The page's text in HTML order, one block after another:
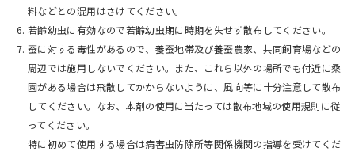
料などとの混用はさけてください。
若齢幼虫に有効なので若齢幼虫期に時期を失せず散布してください。
蚕に対する毒性があるので、養蚕地帯及び養蚕農家、共同飼育場などの
周辺では施用しないでください。また、これら以外の場所でも付近に桑
園がある場合は飛散してかからないように、風向等に十分注意して散布
してください。なお、本剤の使用に当たっては散布地域の使用規則に従
ってください。
特に初めて使用する場合は病害虫防除所等関係機関の指導を受けてくだ